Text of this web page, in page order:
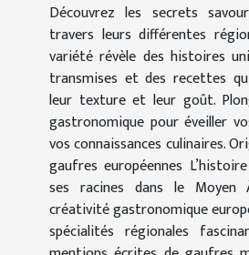
Découvrez les secrets
travers leurs différentes
variété révèle des histoires
transmises et des recettes
leur texture et leur goût.
gastronomique pour éveiller
vos connaissances culinaires.
gaufres européennes
ses racines dans le Moyen
créativité gastronomique
spécialités régionales